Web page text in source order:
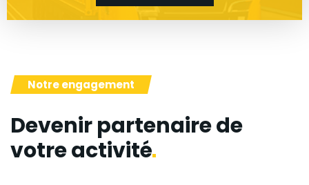
Notre engagement
Devenir partenaire de
votreactivité